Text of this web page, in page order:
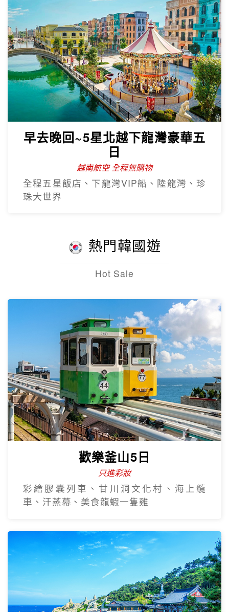
早去晚回~5星北越下龍灣豪華五
日
越南航空 全程無購物
全程五星飯店、下龍灣VIP船、陸龍灣、珍
珠大世界
熱門韓國遊
Hot Sale
歡樂釜山5日
只進彩妝
彩繪膠囊列車、甘川洞文化村、海上纜
車、汗蒸幕、美食龍蝦一隻雞